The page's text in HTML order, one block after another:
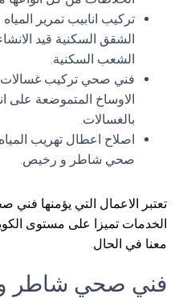
تركيب انابيب تمرير
الشقق السكنية قيد
الشعب السكنية.
فني صحي تركيب غسالات
الاوساخ المتموضعة على
بالغسالات.
اصلاح اعطال تهريب
صحي شاطر و رخيص.
تعتبر الاعمال التي يؤمنها
الخدمات تميزا على مستوى
معنا في الحال.
فني صحي شاطر